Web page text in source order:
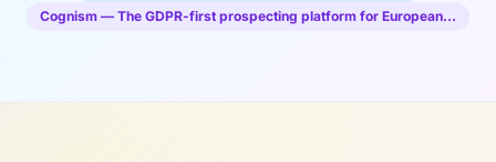
Cognism — The GDPR-first prospecting platform for European…